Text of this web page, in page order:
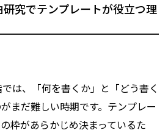
究でテンプレートが役立つ理
は、「何を書くか」と「どう書く
まだ難しい時期です。テンプレー
枠があらかじめ決まっているた